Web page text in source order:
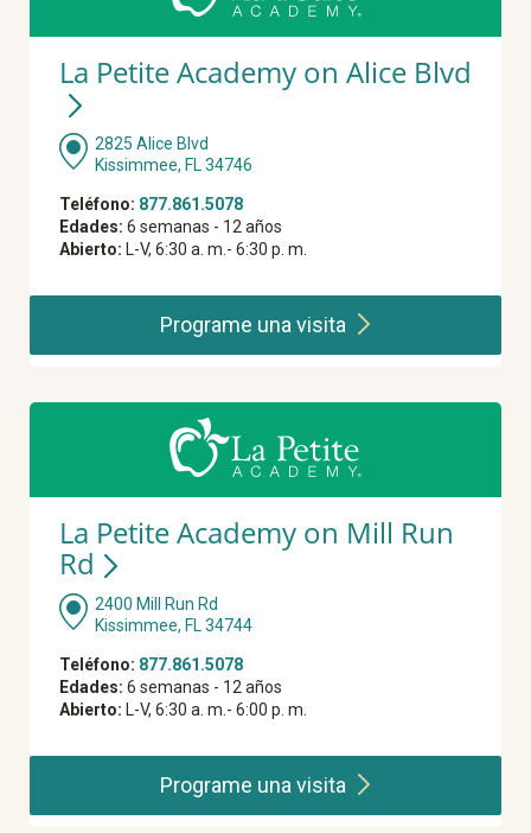
La Petite Academy on Alice Blvd
2825 Alice Blvd
Kissimmee, FL 34746
Teléfono: 877.861.5078
Edades: 6 semanas - 12 años
Abierto: L-V, 6:30 a. m.- 6:30 p. m.
Programe unavisita
La Petite Academy on Mill Run
Rd
2400 Mill Run Rd
Kissimmee, FL 34744
Teléfono: 877.861.5078
Edades: 6 semanas - 12 años
Abierto: L-V, 6:30 a. m.- 6:00 p. m.
Programe unavisita